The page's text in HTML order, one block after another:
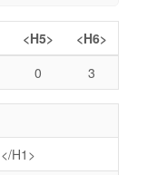
<H5>
<H6>
0 3
</H1>